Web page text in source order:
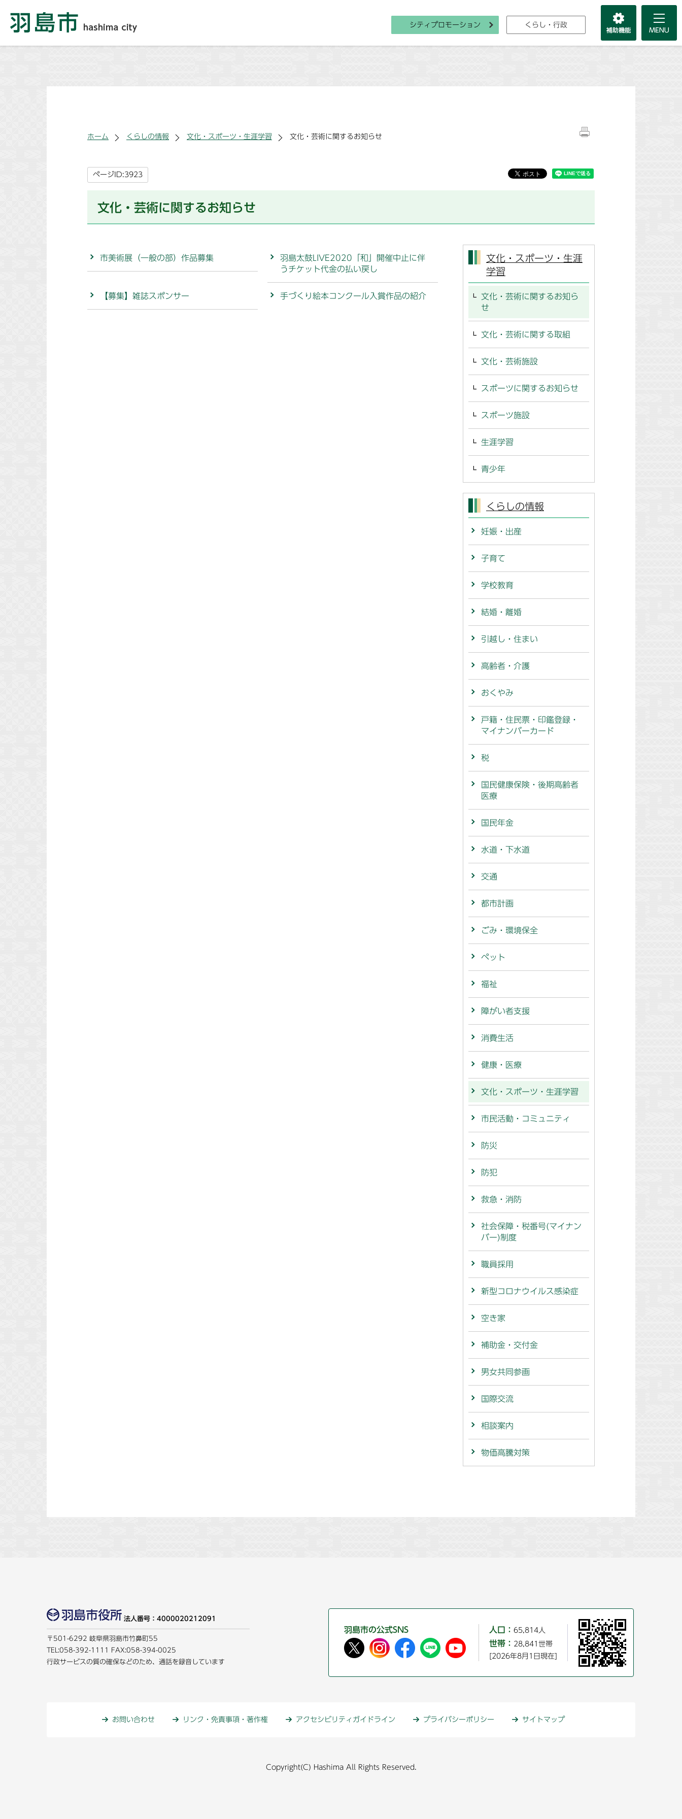
シティプロモーション くらし・行政
ホーム くらしの情報 文化・スポーツ・生涯学習 文化・芸術に関するお知らせ
ページID:3923
文化・芸術に関するお知らせ
市美術展（一般の部）作品募集
羽島太鼓LIVE2020「和」開催中止に伴
うチケット代金の払い戻し
【募集】雑誌スポンサー 手づくり絵本コンクール入賞作品の紹介
文化・スポーツ・生涯
学習
文化・芸術に関するお知ら
せ
文化・芸術に関する取組
文化・芸術施設
スポーツに関するお知らせ
スポーツ施設
生涯学習
青少年
くらしの情報
妊娠・出産
子育て
学校教育
結婚・離婚
引越し・住まい
高齢者・介護
おくやみ
戸籍・住民票・印鑑登録・
マイナンバーカード
税
国民健康保険・後期高齢者
医療
国民年金
水道・下水道
交通
都市計画
ごみ・環境保全
ペット
福祉
障がい者支援
消費生活
健康・医療
文化・スポーツ・生涯学習
市民活動・コミュニティ
防災
防犯
救急・消防
社会保障・税番号(マイナン
バー)制度
職員採用
新型コロナウイルス感染症
空き家
補助金・交付金
男女共同参画
国際交流
相談案内
物価高騰対策
法人番号：4000020212091
〒501-6292 岐阜県羽島市竹鼻町55
TEL:058-392-1111
FAX:058-394-0025
行政サービスの質の確保などのため、通話を録音しています
羽島市の公式SNS 人口： 65,814人
世帯： 28,841世帯
[2026年8月1日現在]
お問い合わせ リンク・免責事項・著作権 アクセシビリティガイドライン プライバシーポリシー サイトマップ
Copyright(C) Hashima All Rights Reserved.